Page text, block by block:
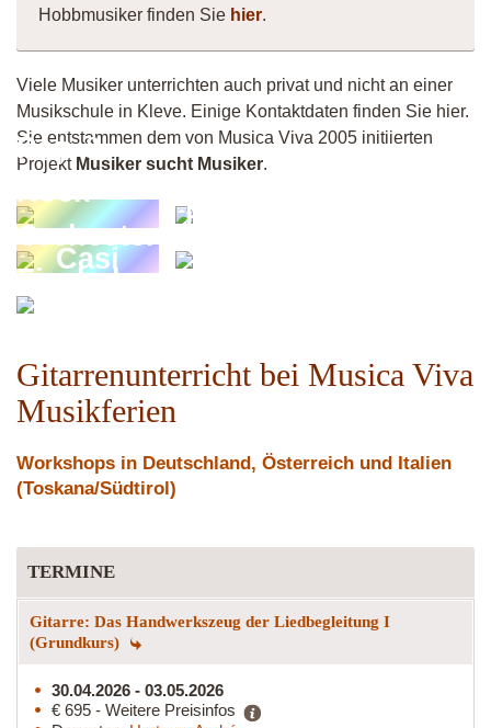
Hobbmusiker finden Sie hier.
Viele Musiker unterrichten auch privat und nicht an einer
Musikschule in Kleve. Einige Kontaktdaten finden Sie hier.
Sie entstammen dem von Musica Viva 2005 initiierten
Projekt Musiker sucht Musiker.
Pop &
Rock
Orchester
Fischeln
Matthias
Casi
Gitarrenunterricht bei Musica Viva
Musikferien
Workshops in Deutschland, Österreich und Italien
(Toskana/Südtirol)
TERMINE
Gitarre: Das Handwerkszeug der Liedbegleitung I
(Grundkurs)
30.04.2026 - 03.05.2026
€ 695 - Weitere Preisinfos